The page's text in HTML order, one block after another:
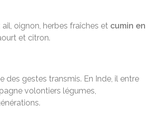
oignon, herbes fraîches et cumin en
et citron.
des gestes transmis. En Inde, il entre
volontiers légumes,